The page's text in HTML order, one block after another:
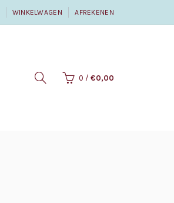
WINKELWAGEN AFREKENEN
0 / €0,00